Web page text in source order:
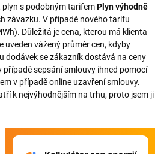
s podobným tarifemPlyn výhodně
závazku. V případě nového tarifu
Důležitá je cena, kterou má klienta
uveden vážený průměr cen, kdyby
dodávek se zákazník dostává na ceny
sepsání smlouvy ihned pomocí
v případě online uzavření smlouvy.
k nejvýhodnějším na trhu, proto jsem ji